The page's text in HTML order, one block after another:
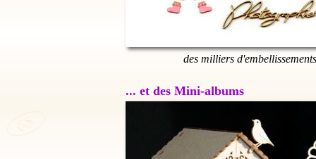
des milliers
... et des Mini-albums